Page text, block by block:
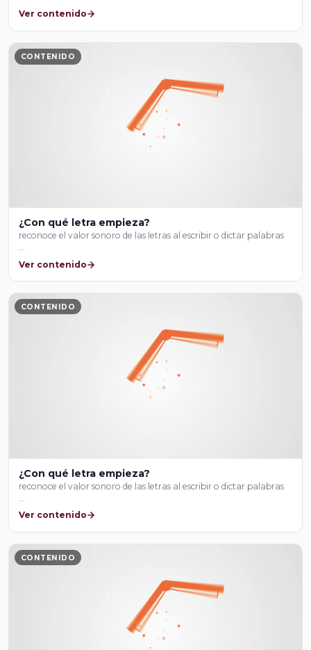
Ver contenido
CONTENIDO
¿Con qué letra empieza?
reconoce el valor sonoro de las letras al escribir o dictar palabras
…
Ver contenido
CONTENIDO
¿Con qué letra empieza?
reconoce el valor sonoro de las letras al escribir o dictar palabras
Ver contenido
CONTENIDO